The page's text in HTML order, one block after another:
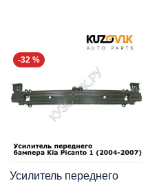
-32 %
Усилитель переднего